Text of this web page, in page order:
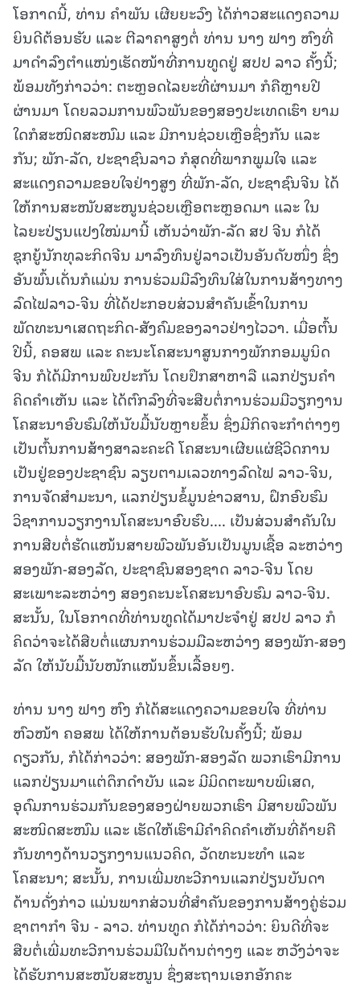
ໂອກາດນີ້, ທ່ານ ຄໍາພັນ ເຜີຍຍະວົງ ໄດ້ກ່າວສະແດງຄວາມ
ຍິນດີຕ້ອນຮັບ ແລະ ຕີລາຄາສູງຕໍ່ ທ່ານ ນາງ ຟາງ ຫົງທີ່
ມາດຳລົງຕໍາແໜ່ງເຮັດໜ້າທີ່ການທູດຢູ່ ສປປ ລາວ ຄັ້ງນີ້;
ພ້ອມທັງກ່າວວ່າ: ຕະຫຼອດໄລຍະທີ່ຜ່ານມາ ກໍຄືຫຼາຍປີ
ຜ່ານມາ ໂດຍລວມການພົວພັນຂອງສອງປະເທດເຮົາ ຍາມ
ໃດກໍສະໜິດສະໜົມ ແລະ ມີການຊ່ວຍເຫຼືອຊຶ່ງກັນ ແລະ
ກັນ; ພັກ-ລັດ, ປະຊາຊົນລາວ ກໍສຸດທີ່ພາກພູມໃຈ ແລະ
ສະແດງຄວາມຂອບໃຈຢ່າງສູງ ທີ່ພັກ-ລັດ, ປະຊາຊົນຈີນ ໄດ້
ໃຫ້ການສະໜັບສະໜູນຊ່ວຍເຫຼືອຕະຫຼອດມາ ແລະ ໃນ
ໄລຍະປ່ຽນແປງໃໝ່ມານີ້ ເຫັນວ່າພັກ-ລັດ ສປ ຈີນ ກໍໄດ້
ຊຸກຍູ້ນັກທຸລະກິດຈີນ ມາລົງທຶນຢູ່ລາວເປັນອັນດັບໜຶ່ງ ຊຶ່ງ
ອັນພົ້ນເດັ່ນກໍແມ່ນ ການຮ່ວມມືລົງທຶນໃສ່ໃນການສ້າງທາງ
ລົດໄຟລາວ-ຈີນ ທີ່ໄດ້ປະກອບສ່ວນສຳຄັນເຂົ້າໃນການ
ພັດທະນາເສດຖະກິດ-ສັງຄົມຂອງລາວຢ່າງໄວວາ. ເມື່ອຕົ້ນ
ປີນີ້, ຄອສພ ແລະ ຄະນະໂຄສະນາສູນກາງພັກກອມມູນິດ
ຈີນ ກໍໄດ້ມີການພົບປະກັນ ໂດຍປຶກສາຫາລື ແລກປ່ຽນຄໍາ
ຄິດຄໍາເຫັນ ແລະ ໄດ້ຕົກລົງທີ່ຈະສືບຕໍ່ການຮ່ວມມືວຽກງານ
ໂຄສະນາອົບຮົມໃຫ້ນັບມື້ນັບຫຼາຍຂຶ້ນ ຊຶ່ງມີກິດຈະກຳຕ່າງໆ
ເປັນຕົ້ນການສ້າງສາລະຄະດີ ໂຄສະນາເຜີຍແຜ່ຊີວິດການ
ເປັນຢູ່ຂອງປະຊາຊົນ ລຽບຕາມເລວທາງລົດໄຟ ລາວ-ຈີນ,
ການຈັດສຳມະນາ, ແລກປ່ຽນຂໍ້ມູນຂ່າວສານ, ຝຶກອົບຮົມ
ວິຊາການວຽກງານໂຄສະນາອົບຮົບ.... ເປັນສ່ວນສຳຄັນໃນ
ການສືບຕໍ່ຮັດແໜ້ນສາຍພົວພັນອັນເປັນມູນເຊື້ອ ລະຫວ່າງ
ສອງພັກ-ສອງລັດ, ປະຊາຊົນສອງຊາດ ລາວ-ຈີນ ໂດຍ
ສະເພາະລະຫວ່າງ ສອງຄະນະໂຄສະນາອົບຮົມ ລາວ-ຈີນ.
ສະນັ້ນ, ໃນໂອກາດທີ່ທ່ານທູດໄດ້ມາປະຈໍາຢູ່ ສປປ ລາວ ກໍ
ຄິດວ່າຈະໄດ້ສືບຕໍ່ແຜນການຮ່ວມມືລະຫວ່າງ ສອງພັກ-ສອງ
ລັດ ໃຫ້ນັບມື້ນັບໜັກແໜ້ນຂຶ້ນເລື້ອຍໆ.
ທ່ານ ນາງ ຟາງ ຫົງ ກໍໄດ້ສະແດງຄວາມຂອບໃຈ ທີ່ທ່ານ
ຫົວໜ້າ ຄອສພ ໄດ້ໃຫ້ການຕ້ອນຮັບໃນຄັ້ງນີ້; ພ້ອມ
ດຽວກັນ, ກໍໄດ້ກ່າວວ່າ: ສອງພັກ-ສອງລັດ ພວກເຮົາມີການ
ແລກປ່ຽນມາແຕ່ດຶກດຳບັນ ແລະ ມີມິດຕະພາບພິເສດ,
ອຸດົມການຮ່ວມກັນຂອງສອງຝ່າຍພວກເຮົາ ມີສາຍພົວພັນ
ສະໜິດສະໜົມ ແລະ ເຮັດໃຫ້ເຮົາມີຄໍາຄິດຄໍາເຫັນທີ່ຄ້າຍຄື
ກັນທາງດ້ານວຽກງານແນວຄິດ, ວັດທະນະທໍາ ແລະ
ໂຄສະນາ; ສະນັ້ນ, ການເພີ່ມທະວີການແລກປ່ຽນບັນດາ
ດ້ານດັ່ງກ່າວ ແມ່ນພາກສ່ວນທີ່ສຳຄັນຂອງການສ້າງຄູ່ຮ່ວມ
ຊາຕາກຳ ຈີນ - ລາວ. ທ່ານທູດ ກໍໄດ້ກ່າວວ່າ: ຍິນດີທີ່ຈະ
ສືບຕໍ່ເພີ່ມທະວີການຮ່ວມມືໃນດ້ານຕ່າງໆ ແລະ ຫວັງວ່າຈະ
ໄດ້ຮັບການສະໜັບສະໜູນ ຊຶ່ງສະຖານເອກອັກຄະ